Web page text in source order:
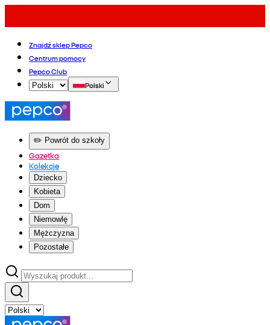
Znajdź sklep Pepco
Centrum pomocy
Pepco Club
Polski
✏️ Powrót do szkoły
Gazetka
Kolekcje
Dziecko
Kobieta
Dom
Niemowlę
Mężczyzna
Pozostałe